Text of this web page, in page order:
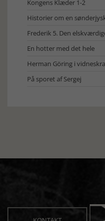
Kongens Klæder 1-2
Historier om en
Frederik 5. Den
En hotter med det hele
Herman Göring i
På sporet af Sergej